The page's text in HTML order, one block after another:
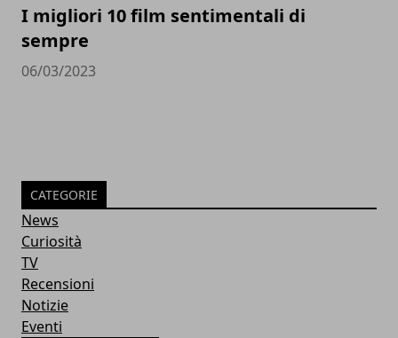
I migliori 10 film sentimentali di
sempre
06/03/2023
CATEGORIE
News
Curiosità
TV
Recensioni
Notizie
Eventi